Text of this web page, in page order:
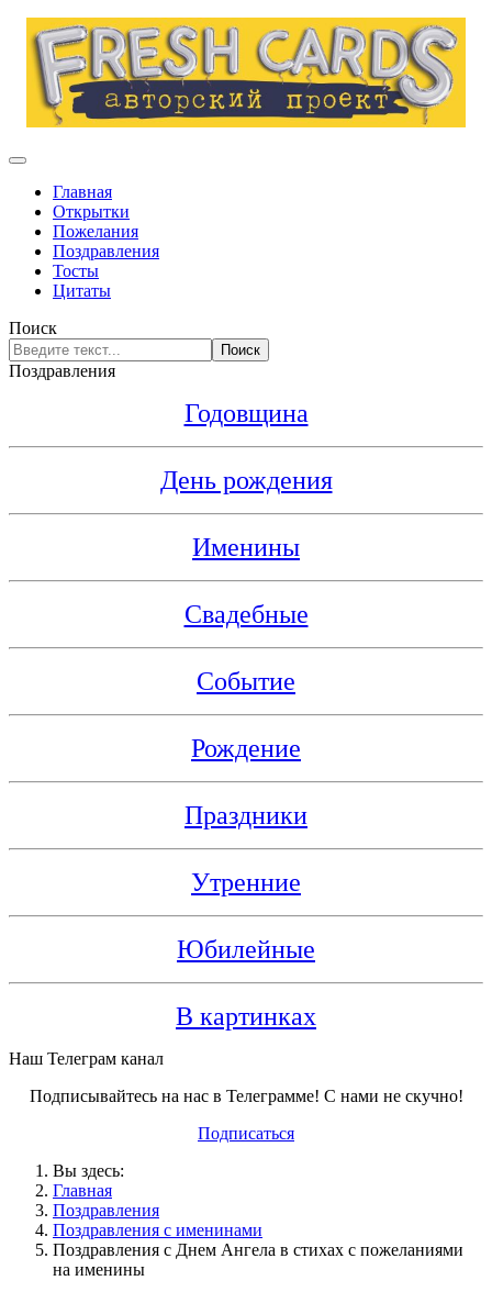
Главная
Открытки
Пожелания
Поздравления
Тосты
Цитаты
Поиск
Поиск
Поздравления
Годовщина
День рождения
Именины
Свадебные
Событие
Рождение
Праздники
Утренние
Юбилейные
В картинках
Наш Телеграм канал
Подписывайтесь на нас в Телеграмме! С нами не скучно!
Подписаться
Вы здесь:
Главная
Поздравления
Поздравления с именинами
Поздравления с Днем Ангела в стихах с пожеланиями
на именины